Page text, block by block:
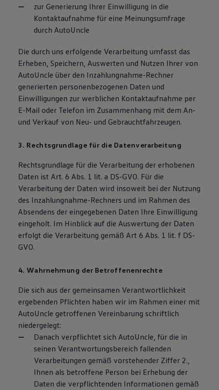
zur Generierung Ihrer Einwilligung in die
Kontaktaufnahme für eine Meinungsumfrage
durch AutoUncle
Die durch uns erfolgende Verarbeitung umfasst das
Erheben, Speichern, Auswerten und Nutzen Ihrer von
AutoUncle über den Inzahlungnahme-Rechner
generierten personenbezogenen Daten und
Einwilligungen zur werblichen Kontaktaufnahme per
E-Mail oder Telefon im Zusammenhang mit dem An-
und Verkauf von Neu- und Gebrauchtfahrzeugen.
3. Rechtsgrundlage für die Datenverarbeitung
Rechtsgrundlage für die Verarbeitung der erhobenen
Daten ist Art. 6 Abs. 1 lit. a DS-GVO. Für die
Verarbeitung der Daten wird insoweit bei der Nutzung
des Inzahlungnahme-Rechners und im Rahmen des
Absendens der eingegebenen Daten Ihre Einwilligung
eingeholt. Im Hinblick auf die Auswertung der Daten
erfolgt die Verarbeitung gemäß Art 6 Abs. 1 lit. f DS-
GVO.
4. Wahrnehmung der Betroffenenrechte
Die sich aus der gemeinsamen Verantwortlichkeit
ergebenden Pflichten haben wir im Rahmen einer mit
AutoUncle getroffenen Vereinbarung schriftlich
niedergelegt:
Danach verpflichtet sich AutoUncle, für die in
seinen Verantwortungsbereich fallenden
Verarbeitungen gemäß vorstehender Ziffer 2.,
Ihnen als betroffene Person bei Erhebung der
Daten die verpflichtenden Informationen gemäß